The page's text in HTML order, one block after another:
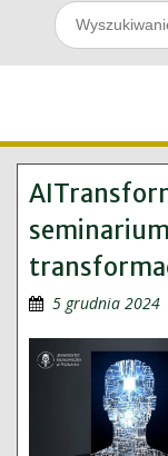
Search
for:
5 grudnia 2024